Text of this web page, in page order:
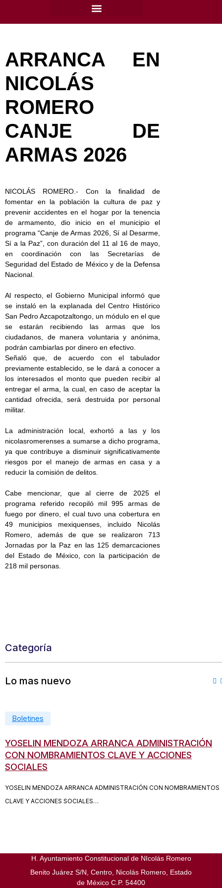
ARRANCA EN
NICOLÁS
ROMERO
CANJE DE
ARMAS 2026
NICOLÁS ROMERO.- Con la finalidad de
fomentar en la población la cultura de paz y
prevenir accidentes en el hogar por la tenencia
de armamento, dio inicio en el municipio el
programa “Canje de Armas 2026, Sí al Desarme,
Sí a la Paz”, con duración del 11 al 16 de mayo,
en coordinación con las Secretarías de
Seguridad del Estado de México y de la Defensa
Nacional.
Al respecto, el Gobierno Municipal informó que
se instaló en la explanada del Centro Histórico
San Pedro Azcapotzaltongo, un módulo en el que
se estarán recibiendo las armas que los
ciudadanos, de manera voluntaria y anónima,
podrán cambiarlas por dinero en efectivo.
Señaló que, de acuerdo con el tabulador
previamente establecido, se le dará a conocer a
los interesados el monto que pueden recibir al
entregar el arma, la cual, en caso de aceptar la
cantidad ofrecida, será destruida por personal
militar.
La administración local, exhortó a las y los
nicolasromerenses a sumarse a dicho programa,
ya que contribuye a disminuir significativamente
riesgos por el manejo de armas en casa y a
reducir la comisión de delitos.
Cabe mencionar, que al cierre de 2025 el
programa referido recopiló mil 995 armas de
fuego por dinero, el cual tuvo una cobertura en
49 municipios mexiquenses, incluido Nicolás
Romero, además de que se realizaron 713
Jornadas por la Paz en las 125 demarcaciones
del Estado de México, con la participación de
218 mil personas.
Categoría
Lo mas nuevo
Boletines
YOSELIN MENDOZA ARRANCA ADMINISTRACIÓN
CON NOMBRAMIENTOS CLAVE Y ACCIONES
SOCIALES
YOSELIN MENDOZA ARRANCA ADMINISTRACIÓN CON NOMBRAMIENTOS
CLAVE Y ACCIONES SOCIALES…
H. Ayuntamiento Constitucional de NIcolás Romero
Benito Juárez S/N, Centro, Nicolás Romero, Estado
de México C.P. 54400